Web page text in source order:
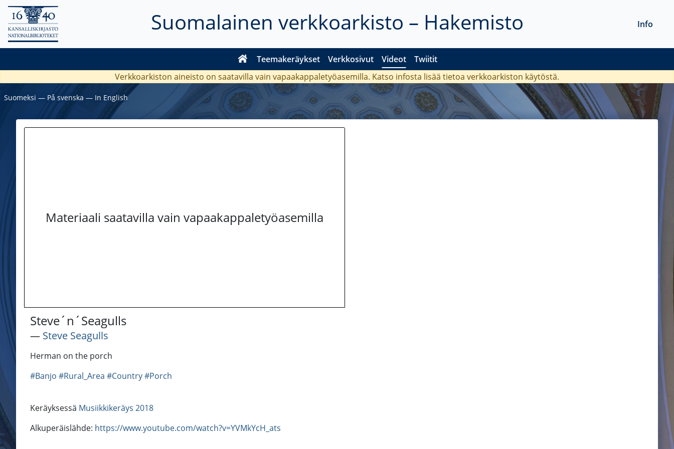
Suomalainen verkkoarkisto – Hakemisto
Teemakeräykset Verkkosivut Videot Twiitit
Info
Verkkoarkiston aineisto on saatavilla vain vapaakappaletyöasemilla. Katso infosta lisää tietoa verkkoarkiston käytöstä.
Suomeksi ― På svenska ― In English
Materiaali saatavilla vain vapaakappaletyöasemilla
Steve´n´Seagulls
― Steve Seagulls
Herman on the porch
#Banjo #Rural_Area #Country#Porch
Keräyksessä Musiikkikeräys 2018
Alkuperäislähde: https://www.youtube.com/watch?v=YVMkYcH_ats